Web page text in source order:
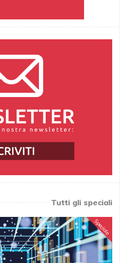
Tutti gli speciali
Speciale